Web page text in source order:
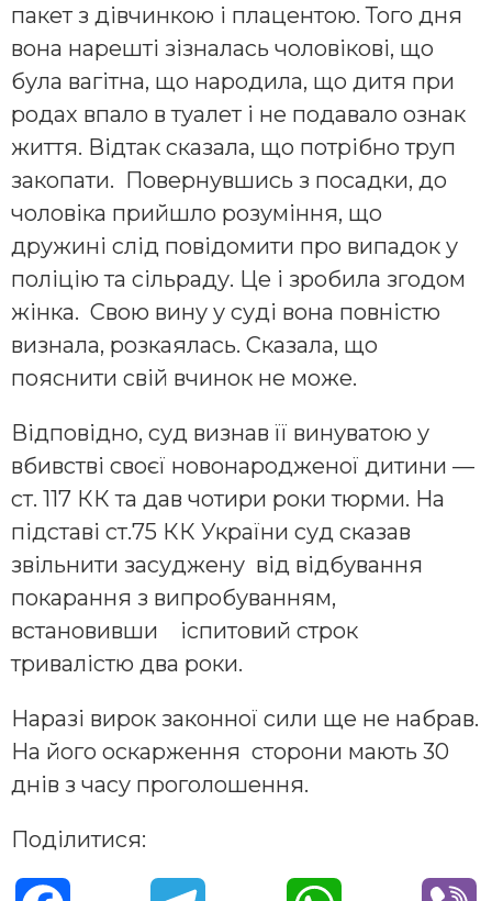
пакет з дівчинкою і плацентою. Того дня
вона нарешті зізналась чоловікові, що
була вагітна, що народила, що дитя при
родах впало в туалет і не подавало ознак
життя. Відтак сказала, що потрібно труп
закопати. Повернувшись з посадки, до
чоловіка прийшло розуміння, що
дружині слід повідомити про випадок у
поліцію та сільраду. Це і зробила згодом
жінка. Свою вину у суді вона повністю
визнала, розкаялась. Сказала, що
пояснити свій вчинок не може.
Відповідно, суд визнав її винуватою у
вбивстві своєї новонародженої дитини —
ст. 117 КК та дав чотири роки тюрми. На
підставі ст.75 КК України суд сказав
звільнити засуджену від відбування
покарання з випробуванням,
встановивши іспитовий строк
тривалістю два роки.
Наразі вирок законної сили ще не набрав.
На його оскарження сторони мають 30
днів з часу проголошення.
Поділитися: